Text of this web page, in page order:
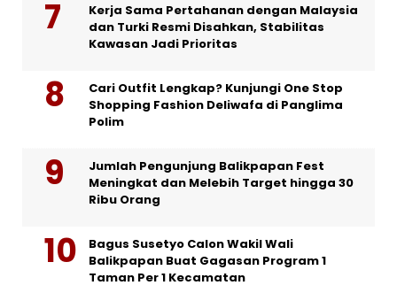
Kerja Sama Pertahanan dengan Malaysia
dan Turki Resmi Disahkan, Stabilitas
Kawasan Jadi Prioritas
Cari Outfit Lengkap? Kunjungi One Stop
Shopping Fashion Deliwafa di Panglima
Polim
Jumlah Pengunjung Balikpapan Fest
Meningkat dan Melebih Target hingga 30
Ribu Orang
Bagus Susetyo Calon Wakil Wali
Balikpapan Buat Gagasan Program 1
Taman Per 1 Kecamatan